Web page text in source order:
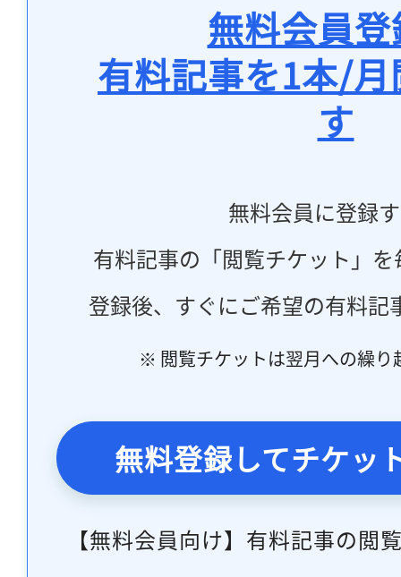
無料会員
有料記事を1本/
す
無料会員に登録
有料記事の「閲覧チケット」
登録後、すぐにご希望の有料記
※ 閲覧チケットは翌月への繰り
無料登録してチケッ
【無料会員向け】有料記事の閲